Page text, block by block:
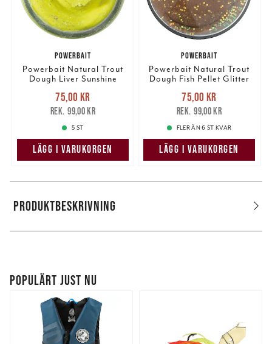
POWERBAIT
Powerbait Natural Trout
Dough Liver Sunshine
Nuvarande pris
75,00 krTidigare pris
99,00 kr
75,00 kr
99,00 kr
5 ST
LÄGG I VARUKORGEN
POWERBAIT
Powerbait Natural Trout
Dough Fish Pellet Glitter
Nuvarande pris
75,00 krTidigare pris
99,00 kr
75,00 kr
99,00 kr
FLER ÄN 6 ST KVAR
LÄGG I VARUKORGEN
PRODUKTBESKRIVNING
POPULÄRT JUST NU